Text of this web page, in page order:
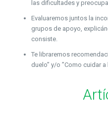
las dificultades y
Evaluaremos juntos la
grupos de apoyo,
consiste.
Te libraremos
duelo” y/o ”Como cuidar